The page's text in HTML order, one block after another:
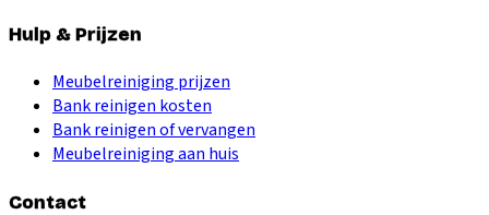
Hulp & Prijzen
Meubelreiniging prijzen
Bank reinigen kosten
Bank reinigen of vervangen
Meubelreiniging aan huis
Contact